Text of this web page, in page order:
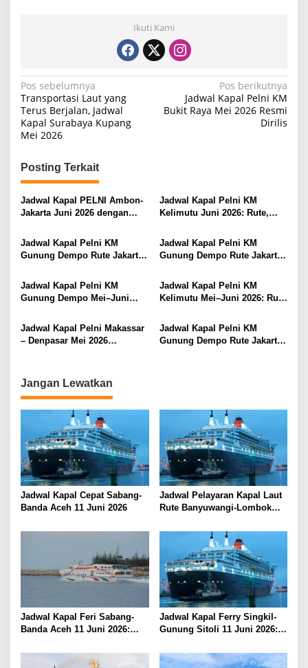
Ikuti Kami
N
a
v
g
a
s
p
o
s
Pos sebelumnya
Transportasi Laut yang
Terus Berjalan, Jadwal
Kapal Surabaya Kupang
Mei 2026
Pos berikutnya
Jadwal Kapal Pelni KM
Bukit Raya Mei 2026 Resmi
Dirilis
Posting Terkait
Jadwal Kapal PELNI Ambon-
Jakarta Juni 2026 dengan
Jadwal Kapal Pelni KM
Kelimutu Juni 2026: Rute,
Perjalanan
Jadwal Kapal Pelni KM
Gunung Dempo Rute Jakarta
Jadwal Kapal Pelni KM
Gunung Dempo Rute Jakarta
Jadwal Kapal Pelni KM
Gunung Dempo Mei–Juni
Terbaru
Jadwal Kapal Pelni KM
Kelimutu Mei–Juni 2026: Rute
Jadwal Kapal Pelni Makassar
– Denpasar Mei 2026
Jadwal Kapal Pelni KM
Gunung Dempo Rute Jakarta-
Jangan Lewatkan
Jadwal Kapal Cepat Sabang-
Banda Aceh 11 Juni 2026
Jadwal Pelayaran Kapal Laut
Rute Banyuwangi-Lombok
Jadwal Kapal Feri Sabang-
Banda Aceh 11 Juni 2026:
Penumpang dan Pengemudi
Jadwal Kapal Ferry Singkil-
Gunung Sitoli 11 Juni 2026:
Lengkap